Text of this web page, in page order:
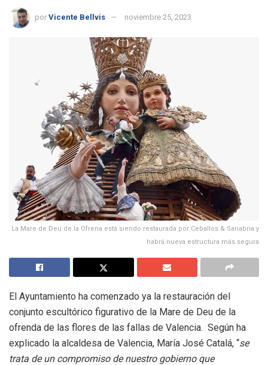
por Vicente Bellvis noviembre 25, 2023
La Mare de Deu de la Ofrena está siendo restaurada por Ceballos & Sanabria y
habrá nueva estructura más segura
El Ayuntamiento ha comenzado ya la restauración del
conjunto escultórico figurativo de la Mare de Deu de la
ofrenda de las flores de las fallas de Valencia. Según ha
explicado la alcaldesa de Valencia, María José Catalá, “se
trata de un compromiso de nuestro gobierno que